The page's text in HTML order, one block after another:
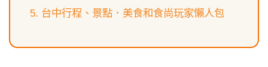
台中行程、景點．美食和食尚玩家懶人包